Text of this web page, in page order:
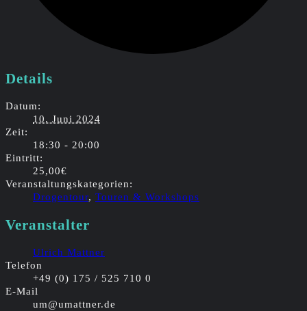
Details
Datum:
10. Juni 2024
Zeit:
18:30 - 20:00
Eintritt:
25,00€
Veranstaltungskategorien:
Drogentour, Touren & Workshops
Veranstalter
Ulrich Mattner
Telefon
+49 (0) 175 / 525 710 0
E-Mail
um@umattner.de